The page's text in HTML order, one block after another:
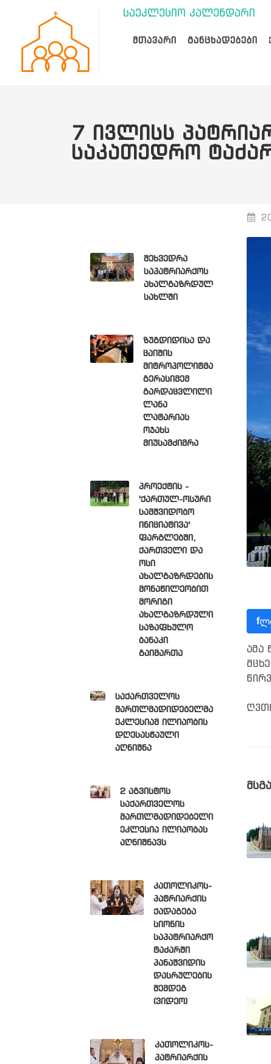
საეკლესიო კალენდარი
ᲛᲗᲐᲕᲐᲠᲘ ᲒᲐᲜᲪᲮᲐᲓᲔᲑᲔᲑᲘ
7 ᲘᲕᲚᲘᲡᲡ
ᲡᲐᲙᲐᲗᲔᲓᲠᲝ
f
ამა
შეხვედრა
საპატრიარქოს
ახალგაზრდულ
სახლში
ზუგდიდისა და
ცაიშის
მიტროპოლიტმა
გერასიმემ
გარდაცვლილი
ლანა
ლატარიას
ოჯახს
მიუსამძიმრა
პროექტის -
'ქართულ-ოსური
სამშვიდობო
ინიციატივა'
ფარგლებში,
ქართველი და
ოსი
ახალგაზრდების
მონაწილეობით
მორიგი
ახალგაზრდული
საზაფხულო
ბანაკი
გაიმართა
საქართველოს
მართლმადიდებელმა
ეკლესიამ ილიაობის
დღესასწაული
აღნიშნა
2 აგვისტოს
საქართველოს
მართლმადიდებელი
ეკლესია ილიაობას
აღნიშნავს
კათოლიკოს-
პატრიარქის
ქადაგება
სიონის
საპატრიარქო
ტაძარში
პანაშვიდის
დასრულების
შემდეგ
(ვიდეო)
კათოლიკოს-
პატრიარქის